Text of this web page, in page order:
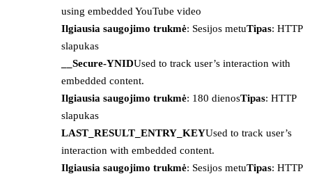
using embedded YouTube video
Ilgiausia saugojimo trukmė: Sesijos metuTipas: HTTP
slapukas
__Secure-YNIDUsed to track user’s interaction with
embedded content.
Ilgiausia saugojimo trukmė: 180 dienosTipas: HTTP
slapukas
LAST_RESULT_ENTRY_KEYUsed to track user’s
interaction with embedded content.
Ilgiausia saugojimo trukmė: Sesijos metuTipas: HTTP